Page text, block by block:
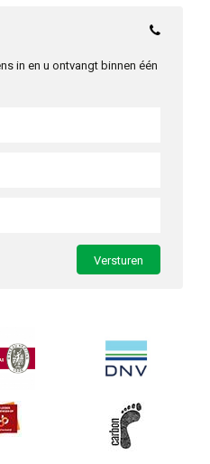
in en u ontvangt binnen één